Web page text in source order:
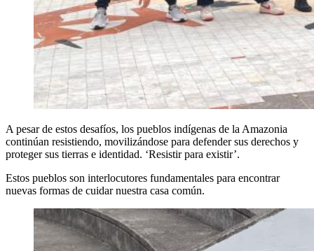
A pesar de estos desafíos, los pueblos indígenas de la Amazonia
continúan resistiendo, movilizándose para defender sus derechos y
proteger sus tierras e identidad. ‘Resistir para existir’.
Estos pueblos son interlocutores fundamentales para encontrar
nuevas formas de cuidar nuestra casa común.